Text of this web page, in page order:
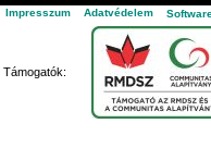
Impresszum Adatvédelem
Támogatók: